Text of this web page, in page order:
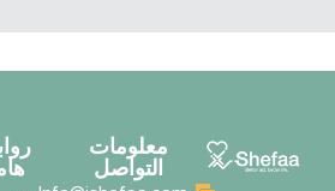
معلومات
التواصل